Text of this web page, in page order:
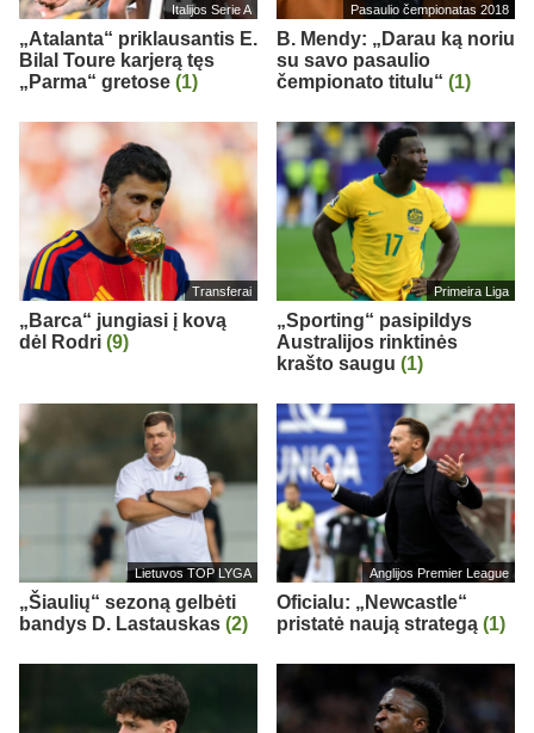
Italijos Serie A
„Atalanta“ priklausantis E.
Bilal Toure karjerą tęs
„Parma“ gretose (1)
Pasaulio čempionatas 2018
B. Mendy: „Darau ką noriu
su savo pasaulio
čempionato titulu“ (1)
Transferai
„Barca“ jungiasi į kovą
dėl Rodri (9)
Primeira Liga
„Sporting“ pasipildys
Australijos rinktinės
krašto saugu (1)
Lietuvos TOP LYGA
„Šiaulių“ sezoną gelbėti
bandys D. Lastauskas (2)
Anglijos Premier League
Oficialu: „Newcastle“
pristatė naują strategą (1)